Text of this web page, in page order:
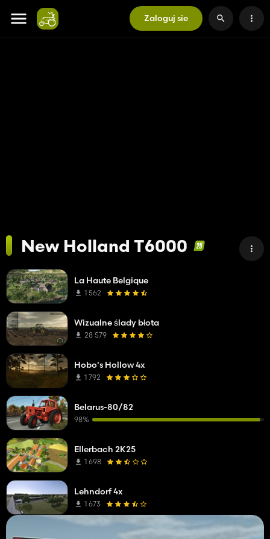
Zaloguj sie
New Holland T6000
La Haute Belgique
1 562
Wizualne ślady błota
28 579
Hobo's Hollow 4x
1 792
Belarus-80/82
98%
Ellerbach 2K25
1 698
Lehndorf 4x
1 673